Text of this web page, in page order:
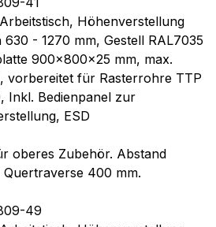
Höhenverstellung
- 1270 mm, Gestell RAL7035
900x800x25 mm, max.
vorbereitet für Rasterrohre TTP
Inkl. Bedienpanel zur
ESD
oberes Zubehör. Abstand
400 mm.
49